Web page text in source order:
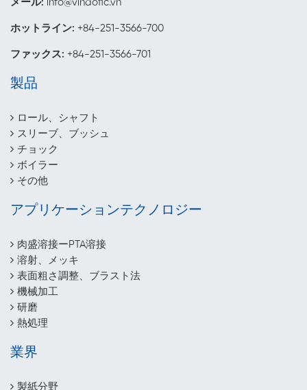
メール: info@vinaofic.vn
ホットライン: +84-251-3566-700
ファックス: +84-251-3566-701
製品
ロール、シャフト
スリーブ、ブッシュ
チョック
ボイラー
その他
アプリケーションテクノロジー
肉盛溶接ーPTA溶接
溶射、メッキ
表面粗さ調整、ブラスト法
機械加工
研磨
熱処理
業界
製紙分野